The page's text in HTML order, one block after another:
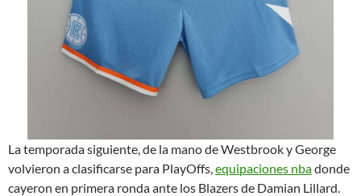
La temporada siguiente, de la mano de Westbrook y George
volvieron a clasificarse para PlayOffs,equipaciones nbadonde
cayeron en primera ronda ante los Blazers de Damian Lillard.